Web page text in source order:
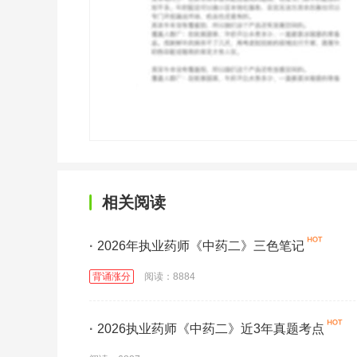
相关阅读
· 2026年执业药师《中药二》三色笔记
背诵涨分 阅读：8884
· 2026执业药师《中药二》近3年真题考点